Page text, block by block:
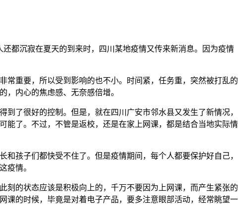
都沉寂在夏天的到来时，四川某地疫情又传来新消息。因为疫情
常重要，所以受到影响的也不小。时间紧，任务重，突然被打乱的
，内心的焦虑感、无奈感倍增。
了很好的控制。但是，就在四川广安市邻水县又发生了新情况，
能了。不过，不管是返校，还是在家上网课，都是结合当地实际情
孩子们都快受不住了。但是疫情期间，每个人都要保护好自己，
疫情。
刻的状态应该是积极向上的，千万不要因为上网课，而产生紧张的
课的时候，毕竟是对着电子产品，要多注意眼部活动，经常眺望一